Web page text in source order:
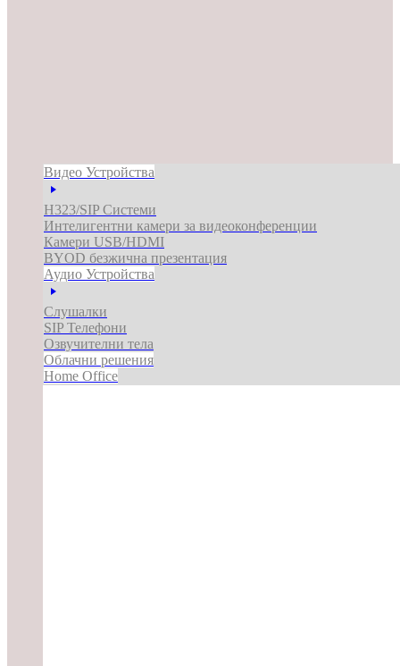
Видео Устройства
H323/SIP Системи
Интелигентни камери за видеоконференции
Камери USB/HDMI
BYOD безжична презентация
Аудио Устройства
Слушалки
SIP Телефони
Озвучителни тела
Облачни решения
Home Office